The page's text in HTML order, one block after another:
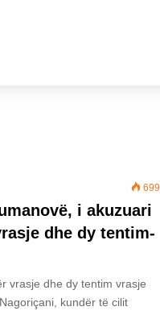
699
i akuzuari
dhe dy tentim-
vrasje dhe dy tentim vrasje
kundër të cilit